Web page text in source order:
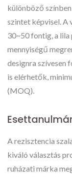
különböző
szintet képvisel. A
30~50 fontig, a
mennyiségű
designra szívesen
is elérhetők,
(MOQ).
A rezisztencia
kiváló választás
ruházati márka